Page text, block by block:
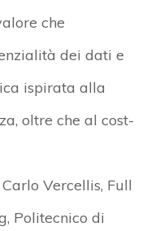
che
dei dati e
ispirata alla
oltre che al cost-
Vercellis, Full
Politecnico di